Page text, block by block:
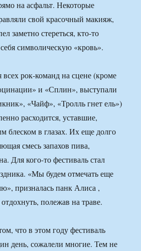
на асфальт. Некоторые
свой красочный макияж,
заметно стереться, кто-то
символическую «кровь».
рок-команд на сцене (кроме
и «Сплин», выступали
«Чайф», «Тролль гнет ель»)
расходится, уставшие,
блеском в глазах. Их еще долго
смесь запахов пива,
Для кого-то фестиваль стал
«Мы будем отмечать еще
призналась панк Алиса ,
полежав на траве.
что в этом году фестиваль
день, сожалели многие. Тем не